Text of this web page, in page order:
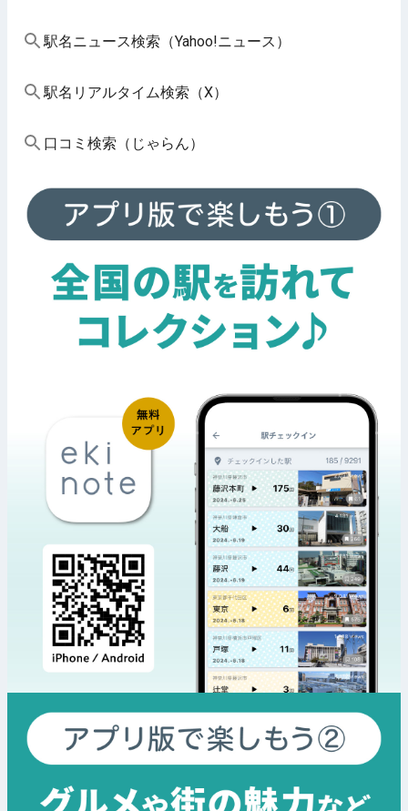
駅名ニュース検索（Yahoo!ニュース）
駅名リアルタイム検索（X）
口コミ検索（じゃらん）